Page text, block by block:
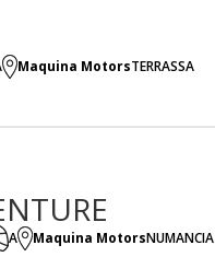
Maquina MotorsTERRASSA
A Maquina MotorsNUMANCIA